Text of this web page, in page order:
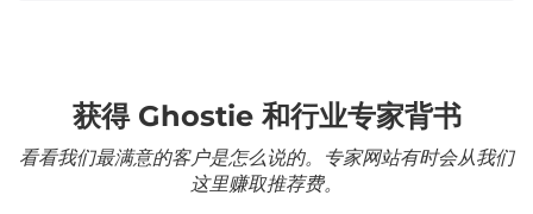
获得 Ghostie 和行业专家背书
看看我们最满意的客户是怎么说的。专家网站有时会从我们
这里赚取推荐费。